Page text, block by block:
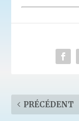
PRÉCÉDENT